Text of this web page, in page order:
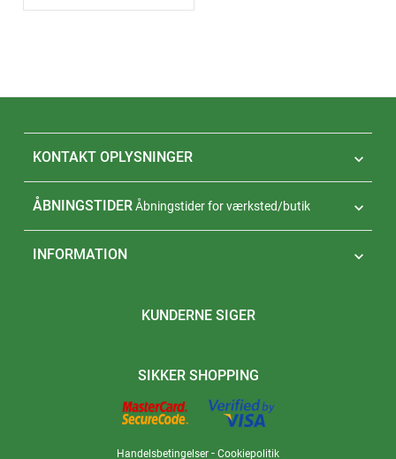
KONTAKT OPLYSNINGER 
ÅBNINGSTIDER 
Åbningstider for værksted/butik
INFORMATION 
KUNDERNE SIGER
SIKKER SHOPPING
Handelsbetingelser - Cookiepolitik